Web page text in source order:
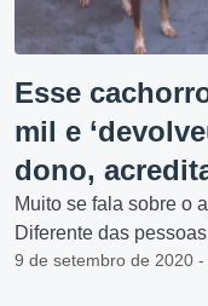
Esse
mil e
dono,
Muito se fala sobre o
Diferente das
9 de setembro de 2020 -